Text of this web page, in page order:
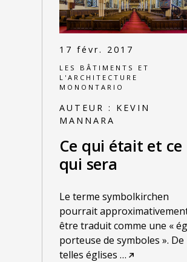
17 févr. 2017
LES BÂTIMENTS ET
L'ARCHITECTURE
MONONTARIO
AUTEUR : KEVIN
MANNARA
Ce qui était et ce
qui sera
Le terme symbolkirchen
pourrait
être traduit comme une «
porteuse de symboles ». De
telles églises …